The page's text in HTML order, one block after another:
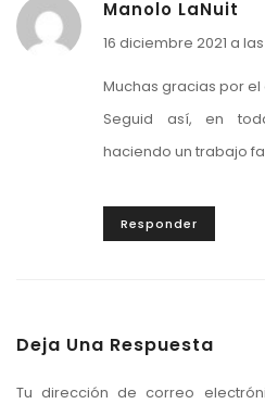
Manolo LaNuit
16 diciembre 2021 a
Muchas gracias por el
Seguid así, en
haciendo un trabajo
Responder
Deja Una Respuesta
Tu dirección de correo